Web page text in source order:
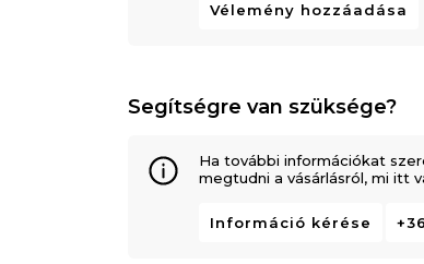
Vélemény hozzáadása
Segítségre van szüksége?
Ha további információkat
megtudni a vásárlásról, mi itt
Információ kérése